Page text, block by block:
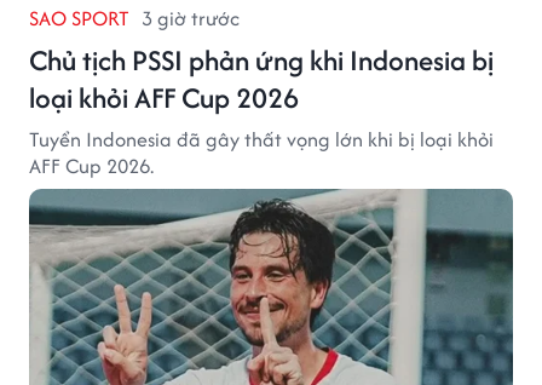
SAO SPORT 3 giờ trước
Chủ tịch PSSI phản ứng khi Indonesia bị
loại khỏi AFF Cup 2026
Tuyển Indonesia đã gây thất vọng lớn khi bị loại khỏi
AFF Cup 2026.